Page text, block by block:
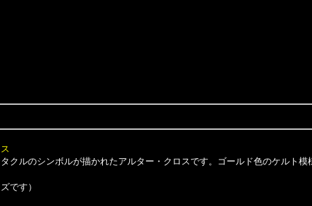
クルのシンボルが描かれたアルター・クロスです。ゴールド色のケルト
です）